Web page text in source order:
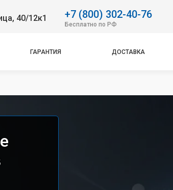
40/12к1 +7 (800) 302-40-76
Бесплатно по РФ
ГАРАНТИЯ ДОСТАВКА